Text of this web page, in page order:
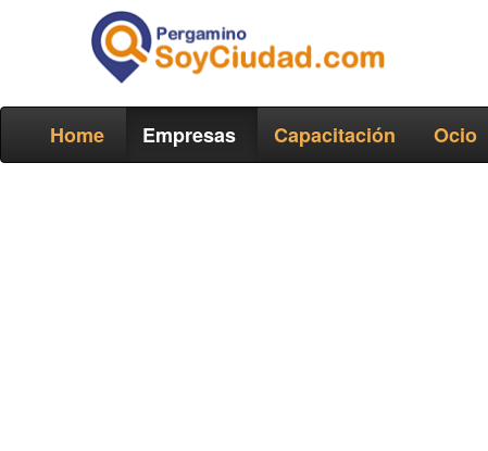
Home Empresas Capacitación Ocio